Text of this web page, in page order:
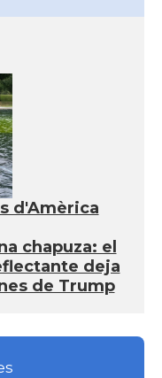
d'Amèrica
chapuza: el
deja
de Trump